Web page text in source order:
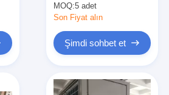
MOQ:5 adet
Son Fiyat alın
Şimdi sohbet et